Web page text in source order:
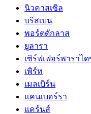
นิวคาสเซิล
บริสเบน
พอร์ตดักลาส
ยูลารา
เซิร์ฟเฟอร์พาราได
เพิร์ท
เมลเบิร์น
แคนเบอร์รา
แคร์นส์